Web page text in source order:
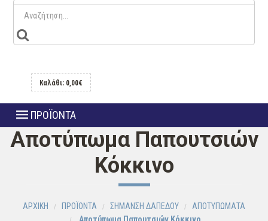
Καλάθι: 0,00€
ΠΡΟΪΟΝΤΑ
Αποτύπωμα Παπουτσιών
Κόκκινο
ΑΡΧΙΚΗ ΠΡΟΪΟΝΤΑ ΣΗΜΑΝΣΗ ΔΑΠΕΔΟΥ
ΑΠΟΤΥΠΩΜΑΤΑ